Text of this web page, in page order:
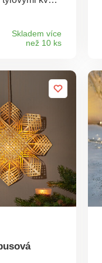
adventních
vazbách i
16 x 13
Skladem více
než 10 ks